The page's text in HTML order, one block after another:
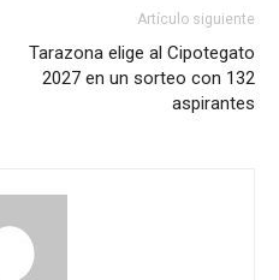
Artículo siguiente
Tarazona elige al Cipotegato
2027 en un sorteo con 132
aspirantes